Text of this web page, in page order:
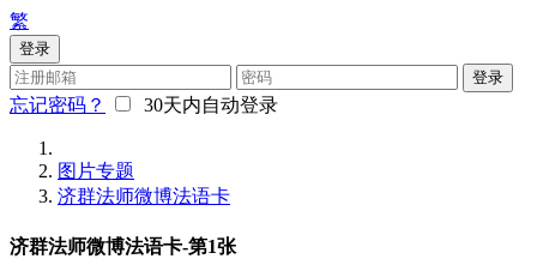
繁
登录
登录
忘记密码？ 30天内自动登录
图片专题
济群法师微博法语卡
济群法师微博法语卡-第1张